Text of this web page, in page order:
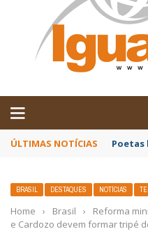
ÚLTIMAS NOTÍCIAS Poetas
BRASIL DESTAQUES NOTÍCIAS
Home › Brasil ›
Reforma
e Cardozo devem formar tripé